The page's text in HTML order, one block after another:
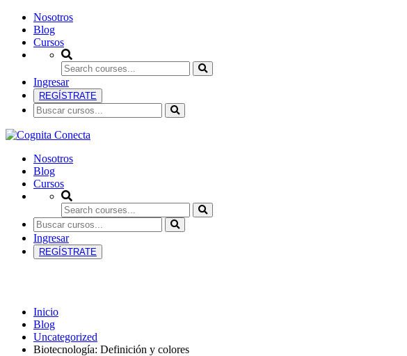
Nosotros
Blog
Cursos
Ingresar
REGÍSTRATE
Nosotros
Blog
Cursos
Ingresar
REGÍSTRATE
Inicio
Blog
Uncategorized
Biotecnología: Definición y colores